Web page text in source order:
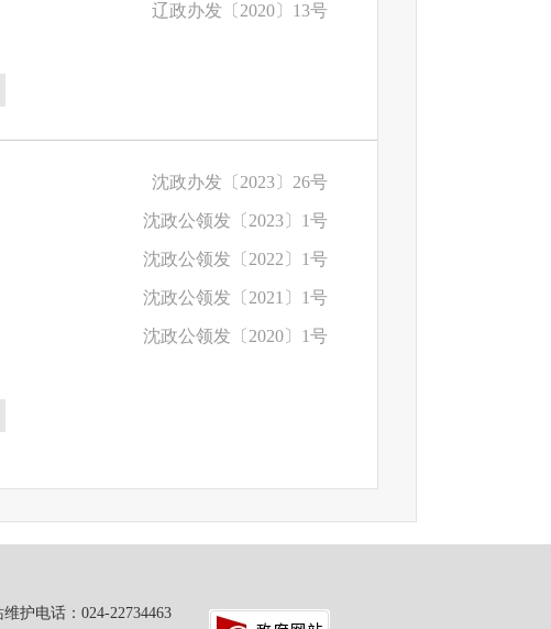
辽政办发〔2020〕13号
沈政办发〔2023〕26号
沈政公领发〔2023〕1号
沈政公领发〔2022〕1号
沈政公领发〔2021〕1号
沈政公领发〔2020〕1号